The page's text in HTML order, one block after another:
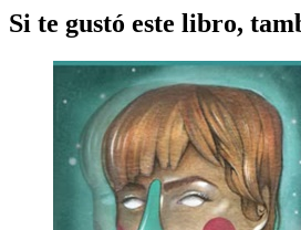
Si te gustó este libro,